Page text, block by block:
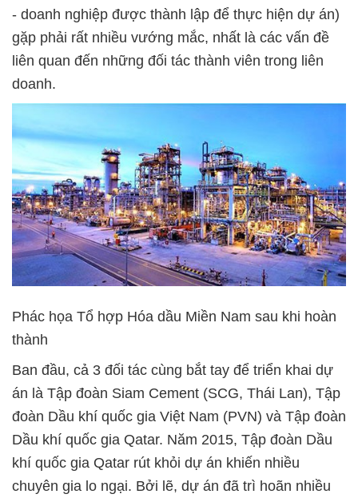
- doanh nghiệp được thành lập để thực hiện dự án)
gặp phải rất nhiều vướng mắc, nhất là các vấn đề
liên quan đến những đối tác thành viên trong liên
doanh.
Phác họa Tổ hợp Hóa dầu Miền Nam sau khi hoàn
thành
Ban đầu, cả 3 đối tác cùng bắt tay để triển khai dự
án là Tập đoàn Siam Cement (SCG, Thái Lan), Tập
đoàn Dầu khí quốc gia Việt Nam (PVN) và Tập đoàn
Dầu khí quốc gia Qatar. Năm 2015, Tập đoàn Dầu
khí quốc gia Qatar rút khỏi dự án khiến nhiều
chuyên gia lo ngại. Bởi lẽ, dự án đã trì hoãn nhiều